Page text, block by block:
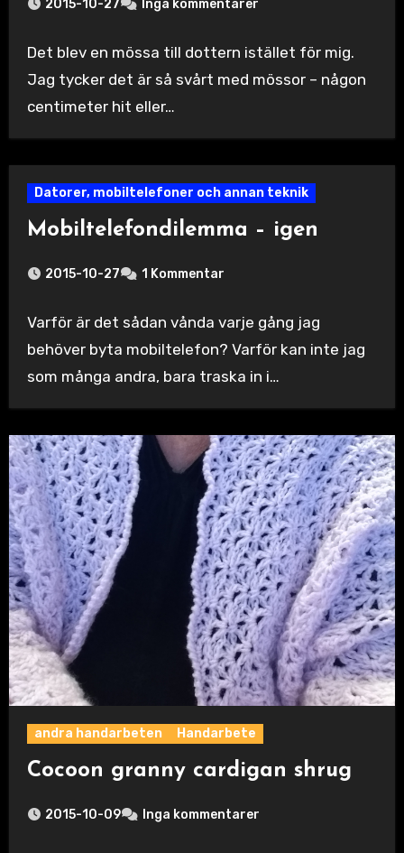
2015-10-27 Inga kommentarer
Det blev en mössa till dottern istället för mig.
Jag tycker det är så svårt med mössor – någon
centimeter hit eller…
Datorer, mobiltelefoner och annan teknik
Mobiltelefondilemma – igen
2015-10-27 1 Kommentar
Varför är det sådan vånda varje gång jag
behöver byta mobiltelefon? Varför kan inte jag
som många andra, bara traska in i…
andra handarbeten Handarbete
Cocoon granny cardigan shrug
2015-10-09 Inga kommentarer